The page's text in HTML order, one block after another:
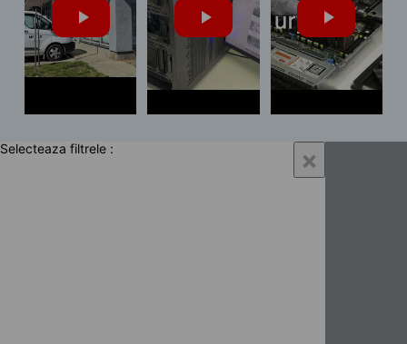
×
Selecteaza filtrele :